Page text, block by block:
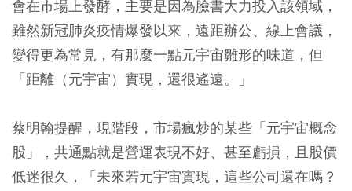
會在市場上發酵，主要是因為臉書大力投入該領域，
雖然新冠肺炎疫情爆發以來，遠距辦公、線上會議，
變得更為常見，有那麼一點元宇宙雛形的味道，但
「距離（元宇宙）實現，還很遙遠。」
蔡明翰提醒，現階段，市場瘋炒的某些「元宇宙概念
股」，共通點就是營運表現不好、甚至虧損，且股價
低迷很久，「未來若元宇宙實現，這些公司還在嗎？